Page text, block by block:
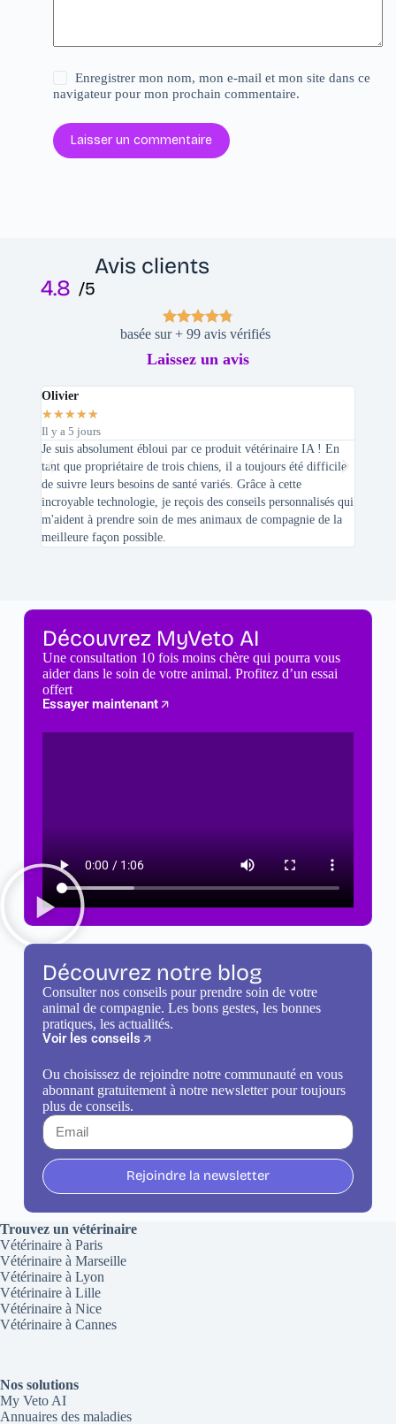
Enregistrer mon nom, mon e-mail et mon site dans ce
navigateur pour mon prochain commentaire.
Laisser un commentaire
Avis clients
4.8 /5
basée sur + 99 avis vérifiés
Laissez un avis
Olivier
★★★★★
Il y a 5 jours
Je suis absolument ébloui par ce produit vétérinaire IA ! En
tant que propriétaire de trois chiens, il a toujours été difficile
de suivre leurs besoins de santé variés. Grâce à cette
incroyable technologie, je reçois des conseils personnalisés qui
m'aident à prendre soin de mes animaux de compagnie de la
meilleure façon possible.
Découvrez MyVeto AI
Une consultation 10 fois moins chère qui pourra vous
aider dans le soin de votre animal. Profitez d’un essai
offert
Essayer maintenant
Découvrez notre blog
Consulter nos conseils pour prendre soin de votre
animal de compagnie. Les bons gestes, les bonnes
pratiques, les actualités.
Voir les conseils
Ou choisissez de rejoindre notre communauté en vous
abonnant gratuitement à notre newsletter pour toujours
plus de conseils.
Rejoindre la newsletter
Trouvez un vétérinaire
Vétérinaire à Paris
Vétérinaire à Marseille
Vétérinaire à Lyon
Vétérinaire à Lille
Vétérinaire à Nice
Vétérinaire à Cannes
Nos solutions
My Veto AI
Annuaires des maladies